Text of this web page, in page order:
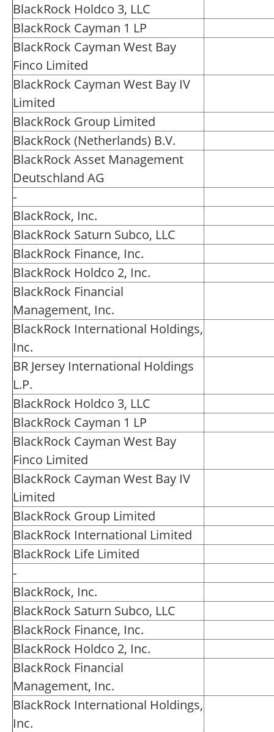
BlackRock Holdco 3, LLC
BlackRock Cayman 1 LP
BlackRock Cayman West Bay
Finco Limited
BlackRock Cayman West Bay IV
Limited
BlackRock Group Limited
BlackRock (Netherlands) B.V.
BlackRock Asset Management
Deutschland AG
-
BlackRock, Inc.
BlackRock Saturn Subco, LLC
BlackRock Finance, Inc.
BlackRock Holdco 2, Inc.
BlackRock Financial
Management, Inc.
BlackRock International Holdings,
Inc.
BR Jersey International Holdings
L.P.
BlackRock Holdco 3, LLC
BlackRock Cayman 1 LP
BlackRock Cayman West Bay
Finco Limited
BlackRock Cayman West Bay IV
Limited
BlackRock Group Limited
BlackRock International Limited
BlackRock Life Limited
-
BlackRock, Inc.
BlackRock Saturn Subco, LLC
BlackRock Finance, Inc.
BlackRock Holdco 2, Inc.
BlackRock Financial
Management, Inc.
BlackRock International Holdings,
Inc.